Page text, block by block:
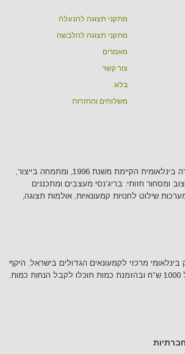
מתקני תצוגה להנעלה
מתקני תצוגה להלבשה
מאמרים
צור קשר
בלוג
משלוחים והחזרות
קבוצת ריג’נסי הינה חברה בינלאומית הקיימת משנת 1996, ומתמחה בייצור,
ומסחור חזותי. בריג’נסי מעצבים ומתכננים
שילוט לחנויות קמעונאיות, אולמות תצוגה,
בינלאומי מרכזי לקמעונאים הגדולים בישראל. היקף